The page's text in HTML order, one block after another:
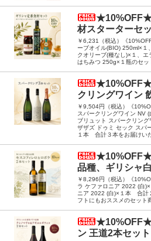
★10%OFF★
材スターターセ
￥6,231（税込）《
ーブオイル(BIO) 250ml×１
クオリーブ(種なし)×１、
はちみつ 250g×１瓶のセッ
★10%OFF★
クリングワイン
￥9,504円（税込）《
スパークリングワイン NV
ブリュット スパークリン
ザザズ ドゥミ セック スパ
１本 合計３本をお届けい
★10%OFF★
品種、ギリシャ
￥8,296円（税込）《
ラ ケファロニア 2022 (白
ニア 2022 (白)×１本 合計
フトにもおススメのセット
★10%OFF★
ン 王道2本セット